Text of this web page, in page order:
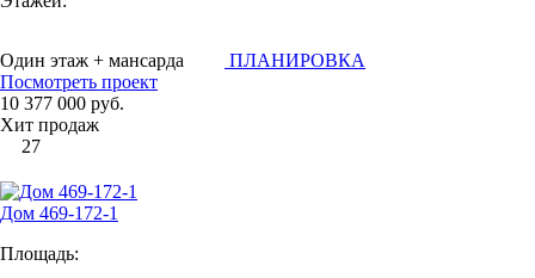
Один этаж + мансарда
ПЛАНИРОВКА
Посмотреть проект
10 377 000 руб.
Хит продаж
27
Дом 469-172-1
Площадь: